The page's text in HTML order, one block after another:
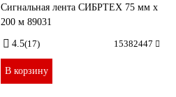
Сигнальная лента СИБРТЕХ 75 мм х
200 м 89031
4.5(17) 15382447
В корзину